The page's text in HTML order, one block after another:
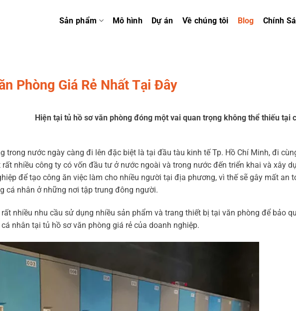
Sản phẩm Mô hình Dự án Về chúng tôi Blog Chính
Phòng Giá Rẻ Nhất Tại Đây
Hiện tại tủ hồ sơ văn phòng đóng một vai quan trọng không thể thiếu tại
trong nước ngày càng đi lên đặc biệt là tại đầu tàu kinh tế Tp. Hồ Chí Minh, đi
nhiều công ty có vốn đầu tư ở nước ngoài và trong nước đến triển khai và xây
để tạo công ăn việc làm cho nhiều người tại địa phương, vì thế sẽ gây mất an
cá nhân ở những nơi tập trung đông người.
nhiều nhu cầu sử dụng nhiều sản phẩm và trang thiết bị tại văn phòng để bảo
nhân tại tủ hồ sơ văn phòng giá rẻ của doanh nghiệp.